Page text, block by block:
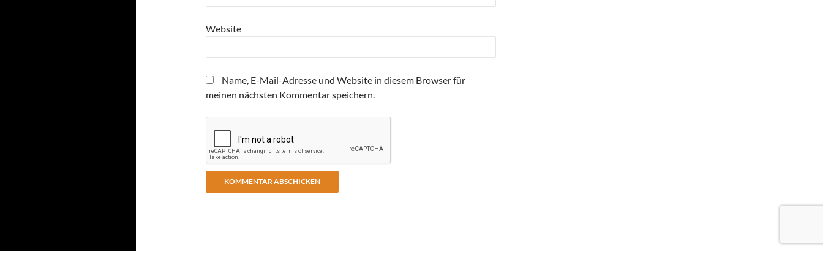
Website
Name, E-Mail-Adresse und Website in diesem Browser für
meinen nächsten Kommentar speichern.